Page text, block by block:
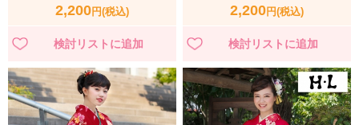
2,200円(税込) 2,200円(税込)